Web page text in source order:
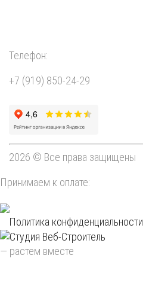
Телефон:
+7 (919) 850-24-29
2026 © Все права защищены
Принимаем к оплате:
Политика конфиденциальности
— растем вместе